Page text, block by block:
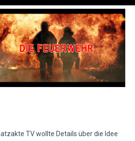
TV wollte Details über die Idee